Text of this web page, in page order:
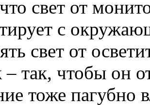
свет от
с
свет от
– так, чтобы он
тоже пагубно